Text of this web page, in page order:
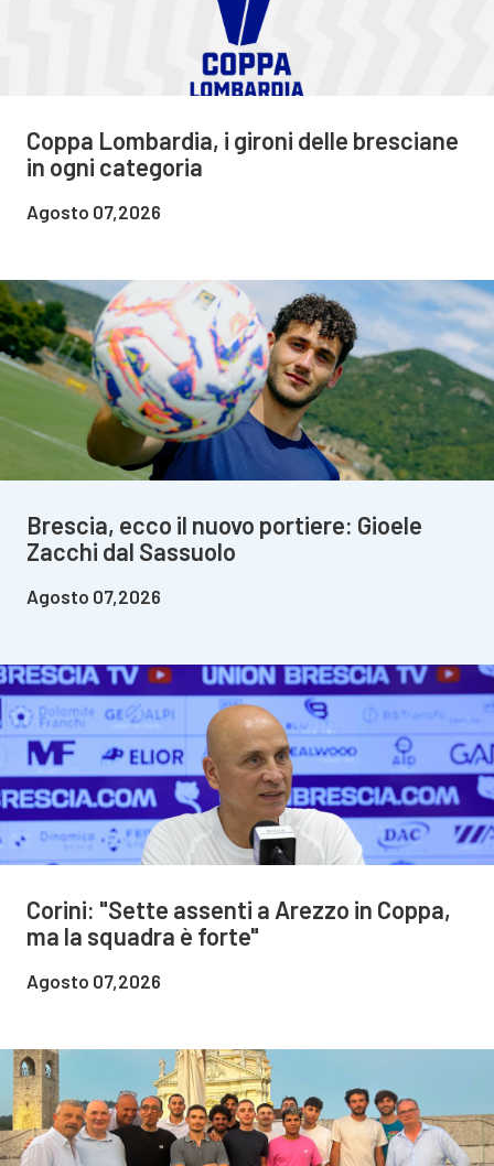
Coppa Lombardia, i gironi delle bresciane
in ogni categoria
Agosto 07,2026
Brescia, ecco il nuovo portiere: Gioele
Zacchi dal Sassuolo
Agosto 07,2026
Corini: "Sette assenti a Arezzo in Coppa,
ma la squadra è forte"
Agosto 07,2026